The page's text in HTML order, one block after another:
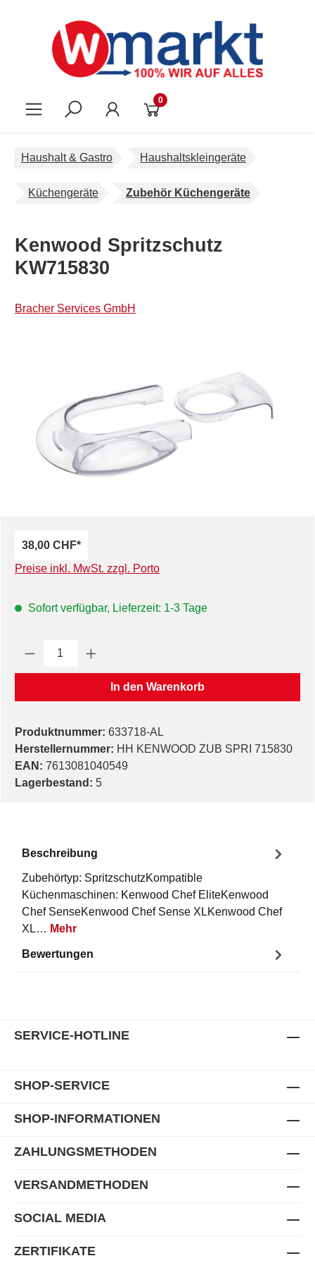
0
Haushalt & Gastro Haushaltskleingeräte
Küchengeräte Zubehör Küchengeräte
Kenwood Spritzschutz
KW715830
Bracher Services GmbH
38,00 CHF*
Preise inkl. MwSt. zzgl. Porto
Sofort verfügbar, Lieferzeit: 1-3 Tage
Produkt Anzahl: Gib den gewünschten
In den Warenkorb
Produktnummer: 633718-AL
Herstellernummer: HH KENWOOD ZUB SPRI 715830
EAN: 7613081040549
Lagerbestand: 5
Beschreibung
Zubehörtyp: SpritzschutzKompatible
Küchenmaschinen: Kenwood Chef EliteKenwood
Chef SenseKenwood Chef Sense XLKenwood Chef
XL… Mehr
Bewertungen
SERVICE-HOTLINE
SHOP-SERVICE
SHOP-INFORMATIONEN
ZAHLUNGSMETHODEN
VERSANDMETHODEN
SOCIAL MEDIA
ZERTIFIKATE